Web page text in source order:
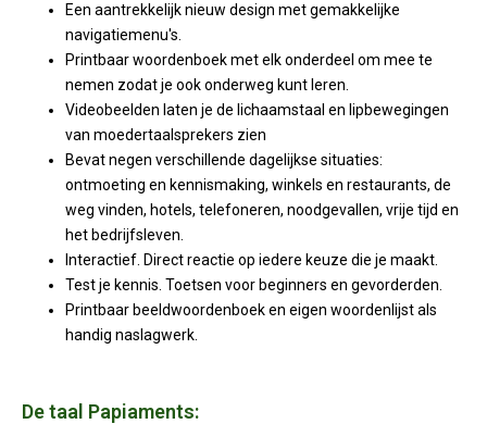
Een aantrekkelijk nieuw design met gemakkelijke
navigatiemenu's.
Printbaar woordenboek met elk onderdeel om mee te
nemen zodat je ook onderweg kunt leren.
Videobeelden laten je de lichaamstaal en lipbewegingen
van moedertaalsprekers zien
Bevat negen verschillende dagelijkse situaties:
ontmoeting en kennismaking, winkels en restaurants, de
weg vinden, hotels, telefoneren, noodgevallen, vrije tijd en
het bedrijfsleven.
Interactief. Direct reactie op iedere keuze die je maakt.
Test je kennis. Toetsen voor beginners en gevorderden.
Printbaar beeldwoordenboek en eigen woordenlijst als
handig naslagwerk.
De taal Papiaments: